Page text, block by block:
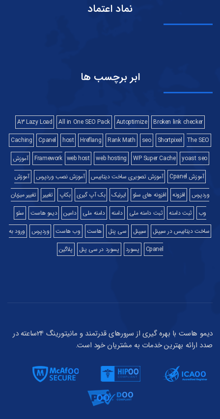
نماد اعتماد
ابر برچسب ها
A3 Lazy Load All in One SEO Pack Autoptimize
Broken link checker
Caching
Cpanel host Hreflang Rank Math seo Shortpixel The SEO
Framework web host web hosting WP Super Cache yoast seo
آموزش
آموزش Cpanel
آموزش تصویری ساخت دیتابیس آموزش نصب وردپرس
آموزش
وردپرس
افزونه افزونه های سئو ایرنیک بک آپ گیری بکاپ تغییر
تغییر میزبان
وب
ثبت دامنه ثبت دامنه ملی دامنه دامنه ملی دامین دیمو هاست
سئو
ساخت دیتابیس در سیپنل
سیپنل سی پنل هاست وب هاست وردپرس
ورود به
Cpanel
پسورد پسورد در سی پنل پلاگین
دیمو هاست با بهره گیری از سرورهای قدرتمند و مانیتورینگ 24ساعته در
صدد ارائه بهترین خدمات به مشتریان خود است.